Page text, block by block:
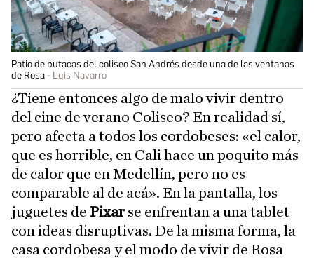
Patio de butacas del coliseo San Andrés desde una de las ventanas
de Rosa
Luis Navarro
¿Tiene entonces algo de malo vivir dentro
del cine de verano Coliseo? En realidad sí,
pero afecta a todos los cordobeses: «el calor,
que es horrible, en Cali hace un poquito más
de calor que en Medellín, pero no es
comparable al de acá». En la pantalla, los
juguetes de Pixarse enfrentan a una tablet
con ideas disruptivas. De la misma forma, la
casa cordobesa y el modo de vivir de Rosa